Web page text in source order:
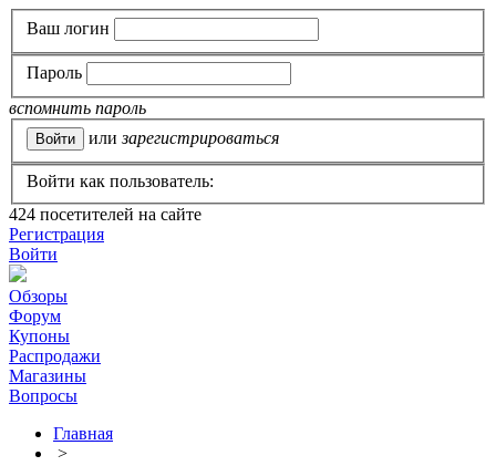
Ваш логин
Пароль
вспомнить пароль
или зарегистрироваться
Войти как пользователь:
424 посетителей на сайте
Регистрация
Войти
Обзоры
Форум
Купоны
Распродажи
Магазины
Вопросы
Главная
>